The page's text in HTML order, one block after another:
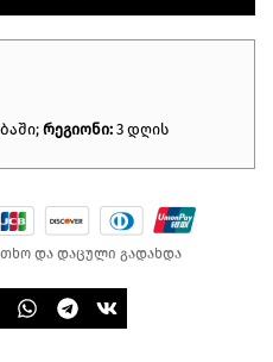
რეგიონი: 3 დღის
და დაცული გადახდა